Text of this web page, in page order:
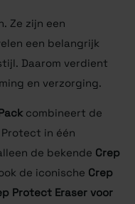
Ze zijn een
een belangrijk
Daarom verdient
en verzorging.
combineert de
in één
de bekende Crep
de iconische Crep
Protect Eraser voor